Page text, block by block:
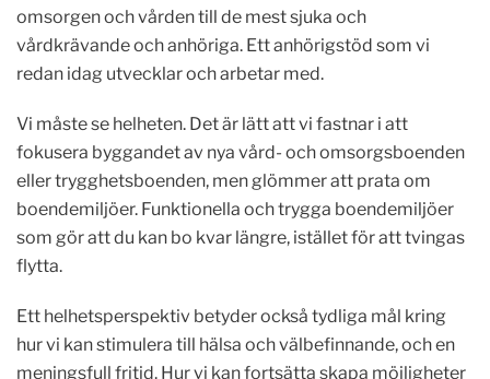
omsorgen och vården till de mest sjuka och
vårdkrävande och anhöriga. Ett anhörigstöd som vi
redan idag utvecklar och arbetar med.
Vi måste se helheten. Det är lätt att vi fastnar i att
fokusera byggandet av nya vård- och omsorgsboenden
eller trygghetsboenden, men glömmer att prata om
boendemiljöer. Funktionella och trygga boendemiljöer
som gör att du kan bo kvar längre, istället för att tvingas
flytta.
Ett helhetsperspektiv betyder också tydliga mål kring
hur vi kan stimulera till hälsa och välbefinnande, och en
meningsfull fritid. Hur vi kan fortsätta skapa möjligheter